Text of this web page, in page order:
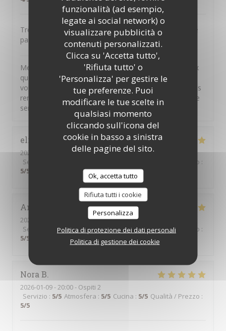
funzionalità (ad esempio,
legate ai social network) o
visualizzare pubblicità o
contenuti personalizzati.
Clicca su 'Accetta tutto',
'Rifiuta tutto' o
'Personalizza' per gestire le
tue preferenze. Puoi
modificare le tue scelte in
qualsiasi momento
cliccando sull'icona del
cookie in basso a sinistra
delle pagine del sito.
Ok, accetta tutto
Rifiuta tutti i cookie
Personalizza
Politica di protezione dei dati personali
Politica di gestione dei cookie
Très bons plats . Accueil très moyen , personnel qui ne
parle pas.
il Bacaroha risposto a questa recensione
Merci pour vos commentaires. Nous sommes heureux
que vous ayez apprécié nos plats. Il n'appartient qu'à
vous de solliciter notre personnel pour faire part de vos
remarques ou de vos questions, nous sommes à votre
service
elisabeth C
2026-03-10
- 19:45 - Ospiti 3
Servizio
Qualità / Prezzo :
5/5
Anna
2026-01-14
- 19:30 - Ospiti 2
Servizio
/5 Atmosfera:5/5 Cucina :5/5 Qualità / Prezzo :
5/5
Nora B
2026-01-09- 20:00 - Ospiti 2
Servizio : 5/5 Atmosfera : 5/5 Cucina : 5/5 Qualità / Prezzo :
5/5